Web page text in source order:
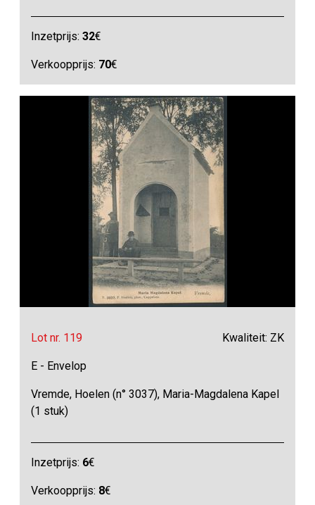
Inzetprijs:32€
Verkoopprijs: 70€
Lot nr. 119 Kwaliteit: ZK
E - Envelop
Vremde, Hoelen (n° 3037), Maria-Magdalena Kapel
(1 stuk)
Inzetprijs: 6€
Verkoopprijs: 8€